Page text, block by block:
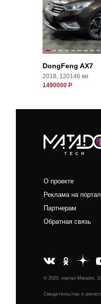
DongFeng AX7
2018, 120146 км
1490000 Р
TECH
О проекте
Реклама на
Партнерам
Обратная связь
© 2020, портал Matador,
Свидетельство о